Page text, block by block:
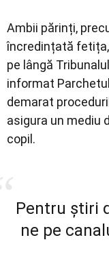
Ambii părinți,
încredințată
pe lângă
informat
demarat
asigura un mediu
copil.
Pentru știri
ne pe